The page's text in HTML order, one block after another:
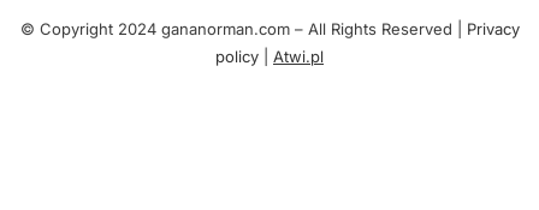
© Copyright 2024 gananorman.com – All Rights Reserved | Privacy
policy
Atwi.pl